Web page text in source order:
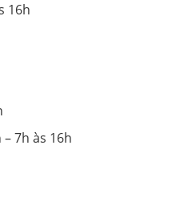
16h
7h às 16h